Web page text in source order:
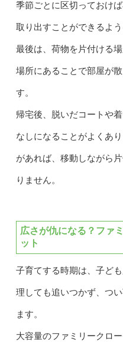
季節ごとに区切っておけ
取り出すことができるよう
最後は、荷物を片付ける
場所にあることで部屋が
す。
帰宅後、脱いだコートや
なしになることがよくあ
があれば、移動しながら
りません。
広さが仇になる？ファ
ット
子育てする時期は、子ど
理しても追いつかず、つ
ます。
大容量のファミリークロ